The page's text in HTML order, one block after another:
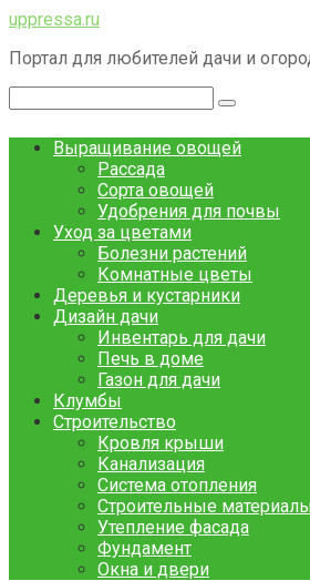
Перейти
контенту
uppressa.ru
Портал для любителей дачи и
Выращивание овощей
Рассада
Сорта овощей
Удобрения для почвы
Уход за цветами
Болезни растений
Комнатные цветы
Деревья и кустарники
Дизайн дачи
Инвентарь для дачи
Печь в доме
Газон для дачи
Клумбы
Строительство
Кровля крыши
Канализация
Система отопления
Строительные
Утепление фасада
Фундамент
Окна и двери